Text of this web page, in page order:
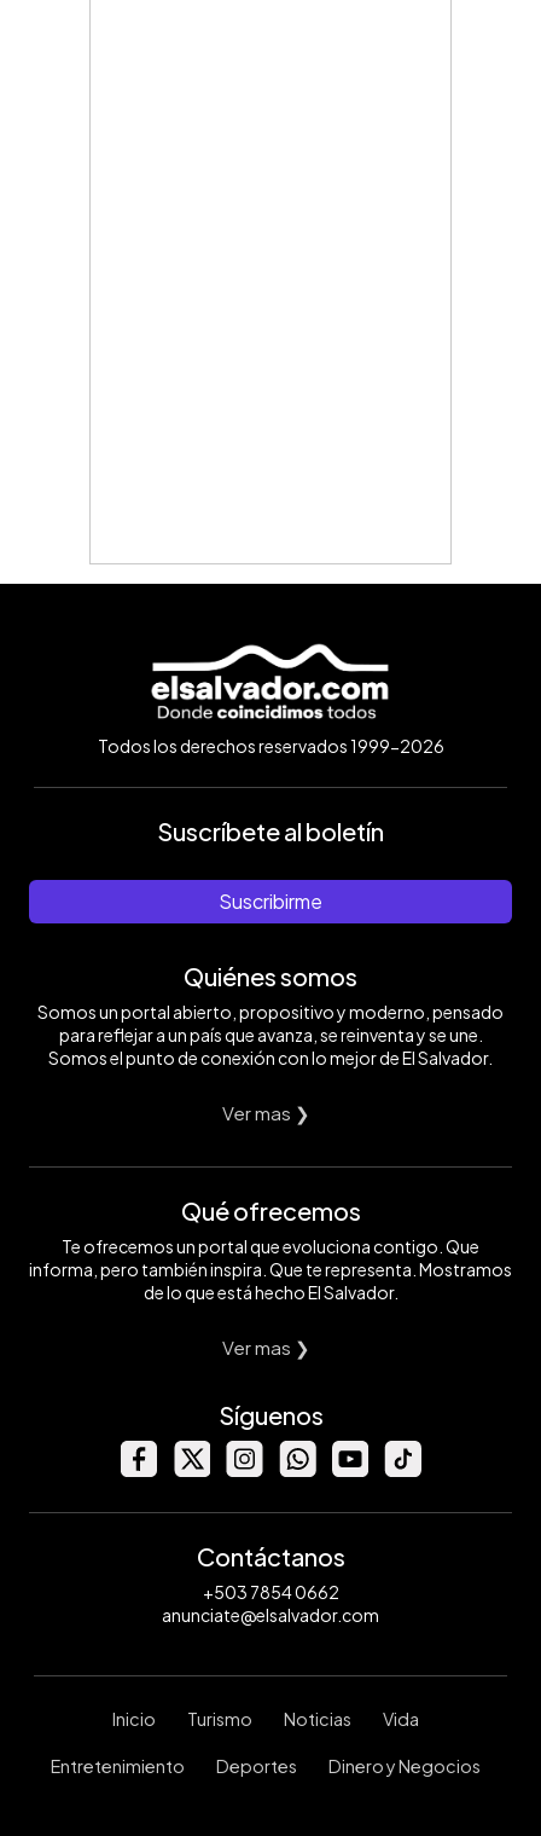
Todos los derechos reservados 1999-2026
Suscríbete al boletín
Suscribirme
Quiénes somos
Somos un portal abierto, propositivo y moderno, pensado
para reflejar a un país que avanza, se reinventa y se une.
Somos el punto de conexión con lo mejor de El Salvador.
Ver mas ❯
Qué ofrecemos
Te ofrecemos un portal que evoluciona contigo. Que
informa, pero también inspira. Que te representa. Mostramos
de lo que está hecho El Salvador.
Ver mas ❯
Síguenos
Contáctanos
+503 7854 0662
anunciate@elsalvador.com
Inicio Turismo Noticias Vida
Entretenimiento Deportes Dinero y Negocios